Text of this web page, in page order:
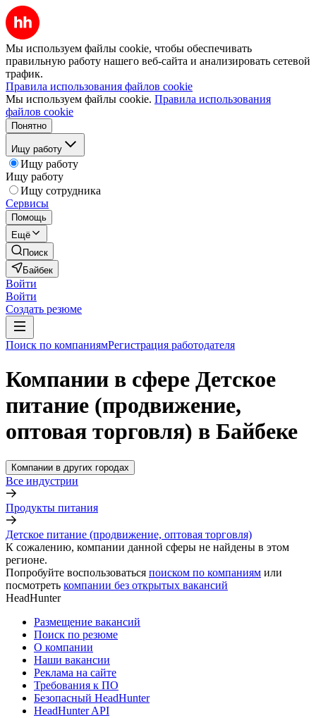
Мы используем файлы cookie, чтобы обеспечивать
правильную работу нашего веб-сайта и анализировать сетевой
трафик.
Правила использования файлов cookie
Мы используем файлы cookie. Правила использования
файлов cookie
Понятно
Ищу работу
Ищу работу
Ищу работу
Ищу сотрудника
Сервисы
Помощь
Ещё
Поиск
Байбек
Войти
Войти
Создать резюме
Поиск по компаниямРегистрация работодателя
Компании в сфере Детское
питание (продвижение,
оптовая торговля) в Байбеке
Компании в других городах
Все индустрии
Продукты питания
Детское питание (продвижение, оптовая торговля)
К сожалению, компании данной сферы не найдены в этом
регионе.
Попробуйте воспользоваться поиском по компаниям или
посмотреть компании без открытых вакансий
HeadHunter
Размещение вакансий
Поиск по резюме
О компании
Наши вакансии
Реклама на сайте
Требования к ПО
Безопасный HeadHunter
HeadHunter API